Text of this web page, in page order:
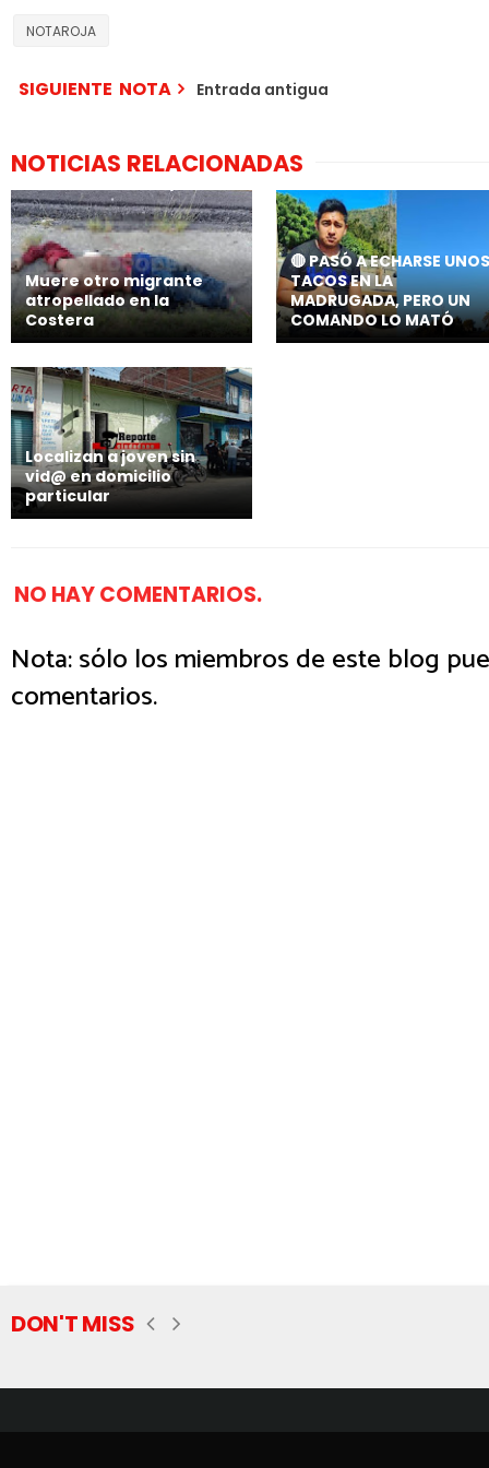
NOTAROJA
SIGUIENTE NOTA Entrada antigua
NOTICIAS RELACIONADAS
Muere otro migrante
atropellado en la
Costera
🔴 PASÓ A ECHARSE UNOS
TACOS EN LA
MADRUGADA, PERO UN
COMANDO LO MATÓ
Localizan a joven sin
vid@ en domicilio
particular
NO HAY COMENTARIOS.
Nota: sólo los miembros de este blog
comentarios.
DON'T MISS